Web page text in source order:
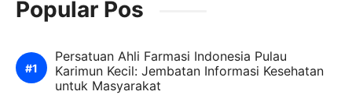
Popular Pos
Persatuan Ahli Farmasi Indonesia Pulau
Karimun Kecil: Jembatan Informasi Kesehatan
untuk Masyarakat